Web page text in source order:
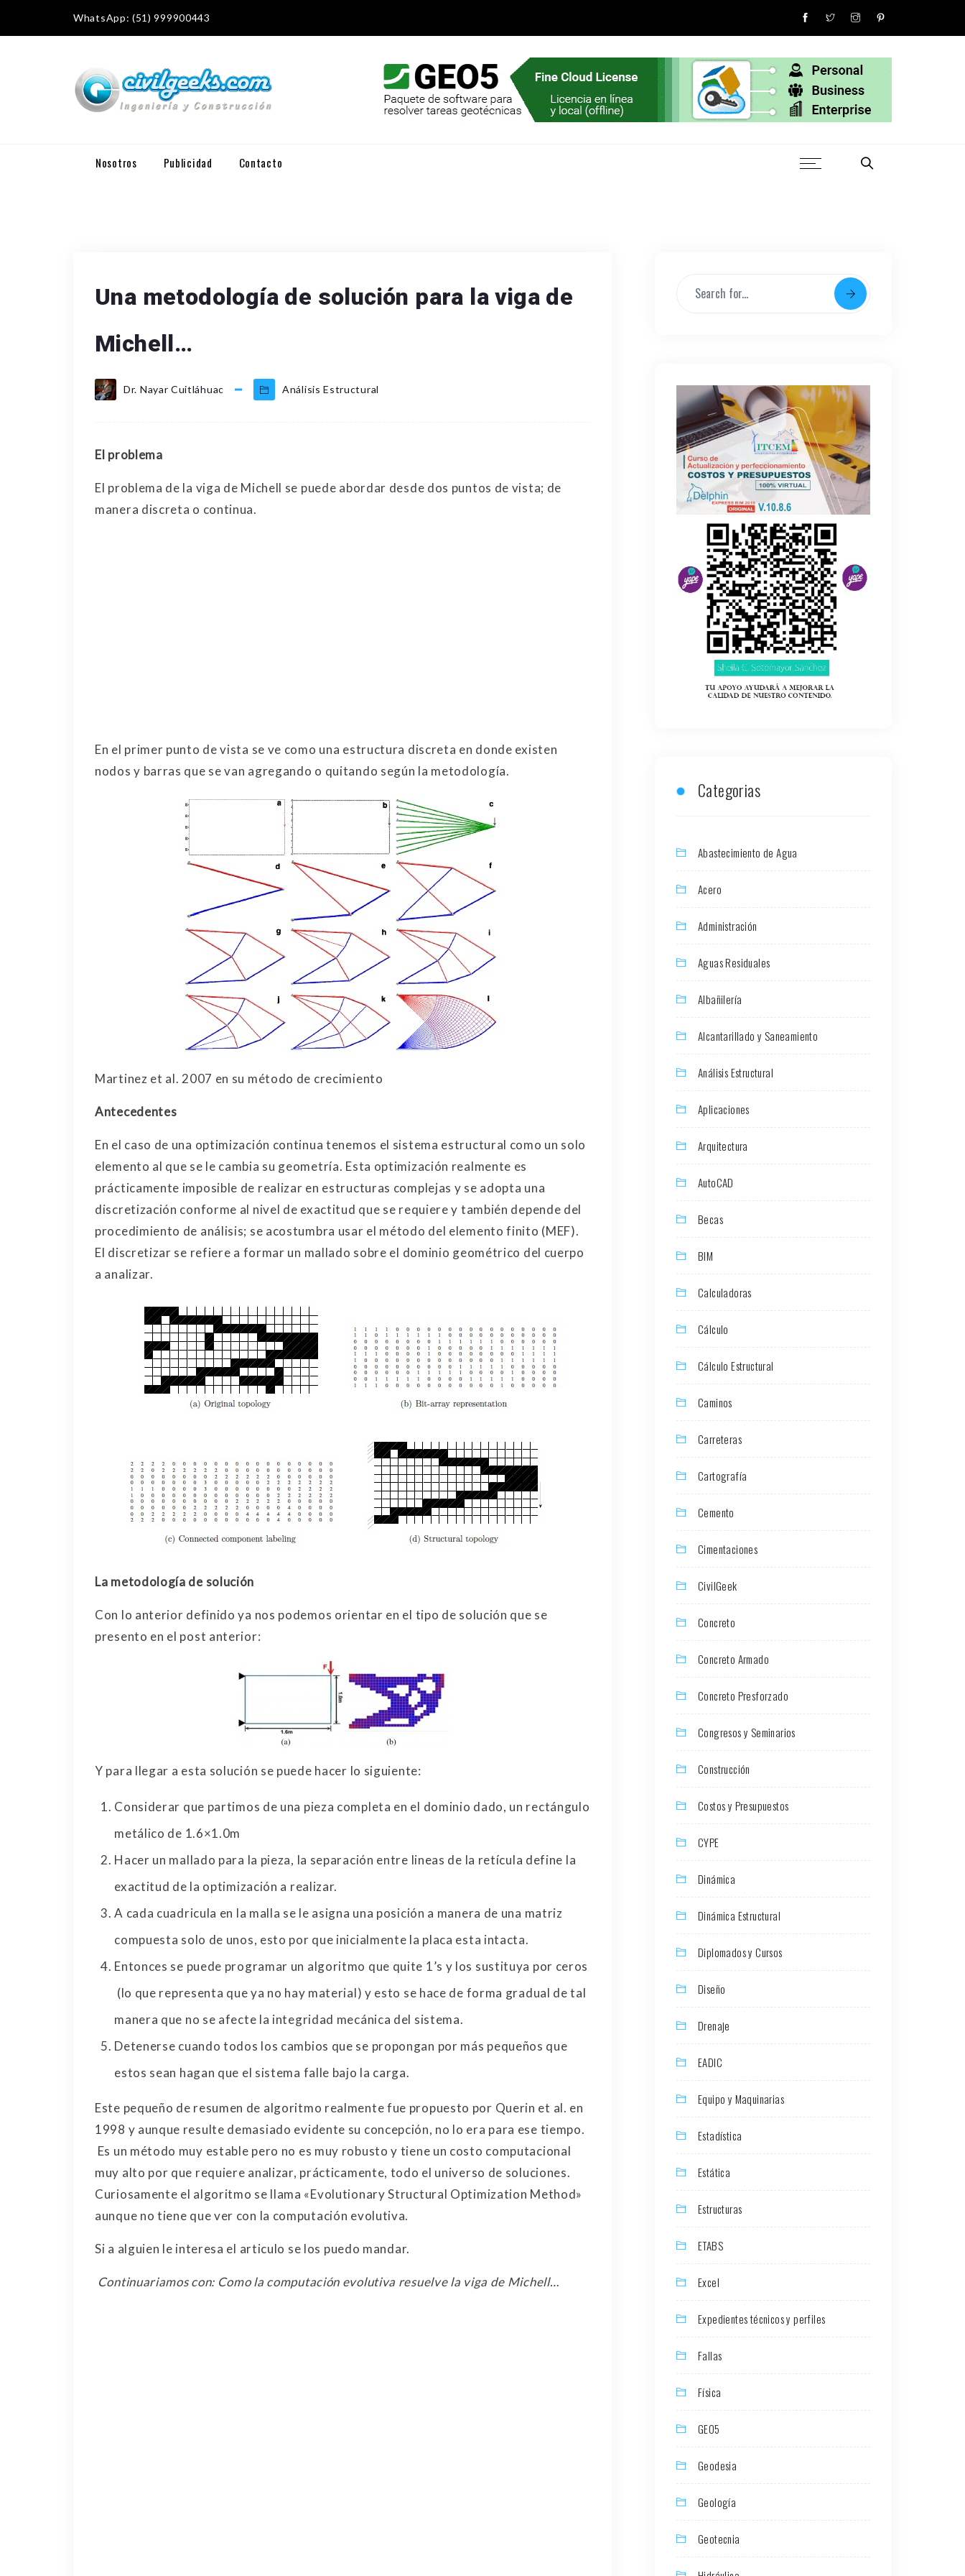
WhatsApp: (51) 999900443
Nosotros Publicidad Contacto
Una metodología de solución para la viga de
Michell…
Dr. Nayar Cuitláhuac Análisis Estructural
El problema
El problema de la viga de Michell se puede abordar desde dos puntos de vista; de
manera discreta o continua.
En el primer punto de vista se ve como una estructura discreta en donde existen
nodos y barras que se van agregando o quitando según la metodología.
Martinez et al. 2007 en su método de crecimiento
Antecedentes
En el caso de una optimización continua tenemos el sistema estructural como un solo
elemento al que se le cambia su geometría. Esta optimización realmente es
prácticamente imposible de realizar en estructuras complejas y se adopta una
discretización conforme al nivel de exactitud que se requiere y también depende del
procedimiento de análisis; se acostumbra usar el método del elemento finito (MEF).
El discretizar se refiere a formar un mallado sobre el dominio geométrico del cuerpo
a analizar.
La metodología de solución
Con lo anterior definido ya nos podemos orientar en el tipo de solución que se
presento en el post anterior:
Y para llegar a esta solución se puede hacer lo siguiente:
Considerar que partimos de una pieza completa en el dominio dado, un rectángulo
metálico de 1.6×1.0m
Hacer un mallado para la pieza, la separación entre lineas de la retícula define la
exactitud de la optimización a realizar.
A cada cuadricula en la malla se le asigna una posición a manera de una matriz
compuesta solo de unos, esto por que inicialmente la placa esta intacta.
Entonces se puede programar un algoritmo que quite 1’s y los sustituya por ceros
(lo que representa que ya no hay material) y esto se hace de forma gradual de tal
manera que no se afecte la integridad mecánica del sistema.
Detenerse cuando todos los cambios que se propongan por más pequeños que
estos sean hagan que el sistema falle bajo la carga.
Este pequeño de resumen de algoritmo realmente fue propuesto por Querin et al. en
1998 y aunque resulte demasiado evidente su concepción, no lo era para ese tiempo.
Es un método muy estable pero no es muy robusto y tiene un costo computacional
muy alto por que requiere analizar, prácticamente, todo el universo de soluciones.
Curiosamente el algoritmo se llama «Evolutionary Structural Optimization Method»
aunque no tiene que ver con la computación evolutiva.
Si a alguien le interesa el articulo se los puedo mandar.
Continuariamos con: Como la computación evolutiva resuelve la viga de Michell…
Categorias
Abastecimiento de Agua
Acero
Administración
Aguas Residuales
Albañilería
Alcantarillado y Saneamiento
Análisis Estructural
Aplicaciones
Arquitectura
AutoCAD
Becas
BIM
Calculadoras
Cálculo
Cálculo Estructural
Caminos
Carreteras
Cartografía
Cemento
Cimentaciones
CivilGeek
Concreto
Concreto Armado
Concreto Presforzado
Congresos y Seminarios
Construcción
Costos y Presupuestos
CYPE
Dinámica
Dinámica Estructural
Diplomados y Cursos
Diseño
Drenaje
EADIC
Equipo y Maquinarias
Estadística
Estática
Estructuras
ETABS
Excel
Expedientes técnicos y perfiles
Fallas
Física
GEO5
Geodesia
Geología
Geotecnia